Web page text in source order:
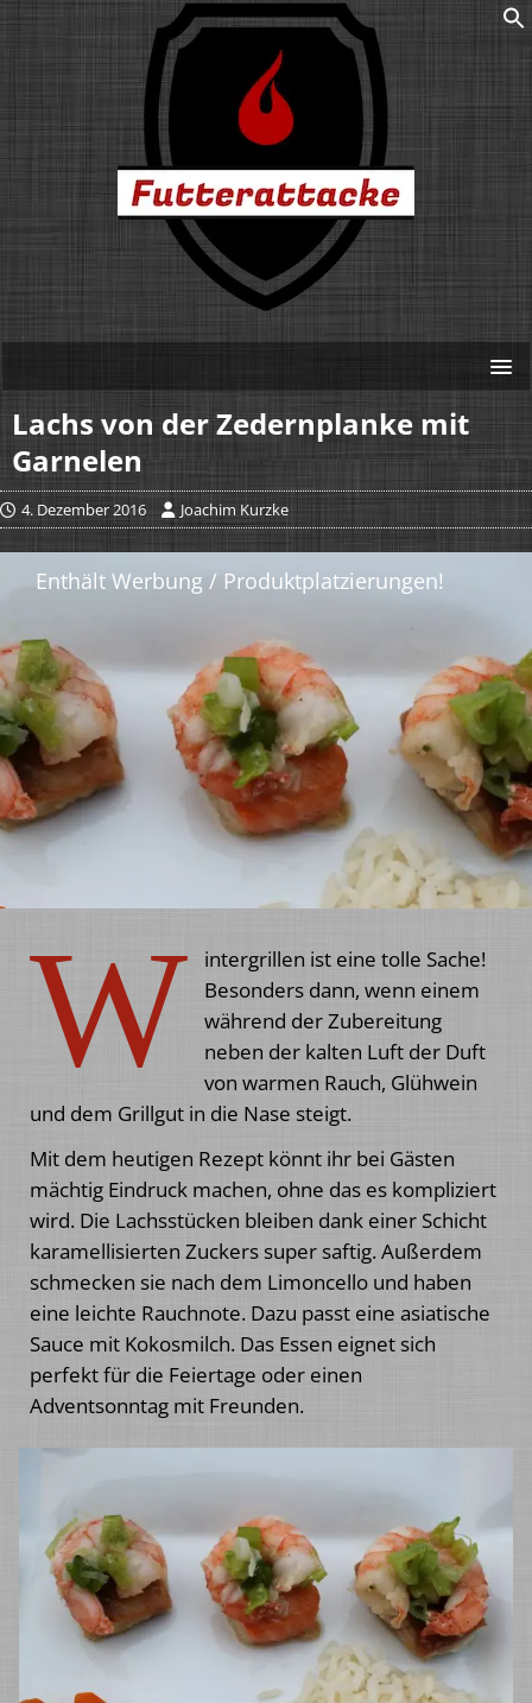
Lachs von der Zedernplanke mit
Garnelen
4. Dezember 2016 Joachim Kurzke
W
intergrillen ist eine tolle Sache!
Besonders dann, wenn einem
während der Zubereitung
neben der kalten Luft der Duft
von warmen Rauch, Glühwein
und dem Grillgut in die Nase steigt.
Mit dem heutigen Rezept könnt ihr bei Gästen
mächtig Eindruck machen, ohne das es kompliziert
wird. Die Lachsstücken bleiben dank einer Schicht
karamellisierten Zuckers super saftig. Außerdem
schmecken sie nach dem Limoncello und haben
eine leichte Rauchnote. Dazu passt eine asiatische
Sauce mit Kokosmilch. Das Essen eignet sich
perfekt für die Feiertage oder einen
Adventsonntag mit Freunden.